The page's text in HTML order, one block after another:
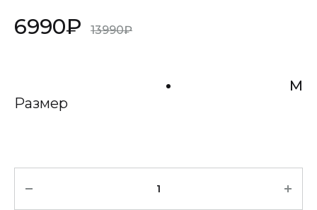
6990₽ 13990₽
Размер
M